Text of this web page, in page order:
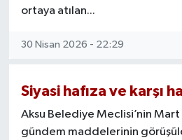
ortaya atılan...
30 Nisan 2026 - 22:29
Siyasi hafıza ve karşı
Aksu Belediye Meclisi’nin Mart
gündem maddelerinin